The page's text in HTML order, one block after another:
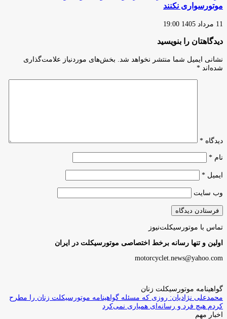
موتورسواری نکنند
11 مرداد 1405 19:00
دیدگاهتان را بنویسید
نشانی ایمیل شما منتشر نخواهد شد.
بخش‌های موردنیاز علامت‌گذاری
شده‌اند *
دیدگاه *
نام *
ایمیل *
وب‌ سایت
تماس با موتورسیکلت‌نیوز
اولین و تنها رسانه برخط اختصاصی موتورسیکلت در ایران
motorcyclet.news@yahoo.com
گواهینامه موتورسیکلت زنان
محمدعلی نژادیان: روزی که مسئله گواهینامه موتورسیکلت زنان را مطرح
کردم هیچ فرد و رسانه‌ای همیاری نمی‌کرد
اخبار مهم